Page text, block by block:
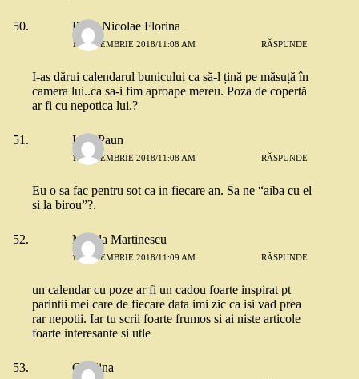
Popa-Nicolae Florina
13 NOIEMBRIE 2018/11:08 AM RĂSPUNDE
I-as dărui calendarul bunicului ca să-l țină pe măsuță în
camera lui..ca sa-i fim aproape mereu. Poza de copertă
ar fi cu nepotica lui.?
Iulia Paun
13 NOIEMBRIE 2018/11:08 AM RĂSPUNDE
Eu o sa fac pentru sot ca in fiecare an. Sa ne “aiba cu el
si la birou”?.
Magda Martinescu
13 NOIEMBRIE 2018/11:09 AM RĂSPUNDE
un calendar cu poze ar fi un cadou foarte inspirat pt
parintii mei care de fiecare data imi zic ca isi vad prea
rar nepotii. Iar tu scrii foarte frumos si ai niste articole
foarte interesante si utle
Cătălina